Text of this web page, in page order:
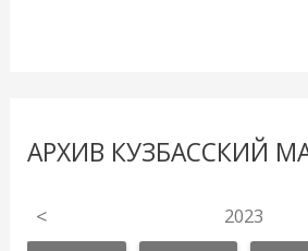
АРХИВ КУЗБАССКИЙ
< 2023